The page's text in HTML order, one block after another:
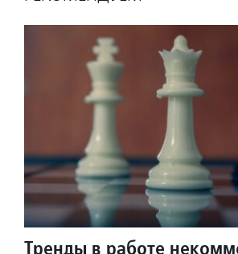
Тренды в работе